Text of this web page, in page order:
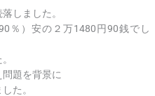
しました。
％）安の２万1480円90銭でし
題を背景に
た。